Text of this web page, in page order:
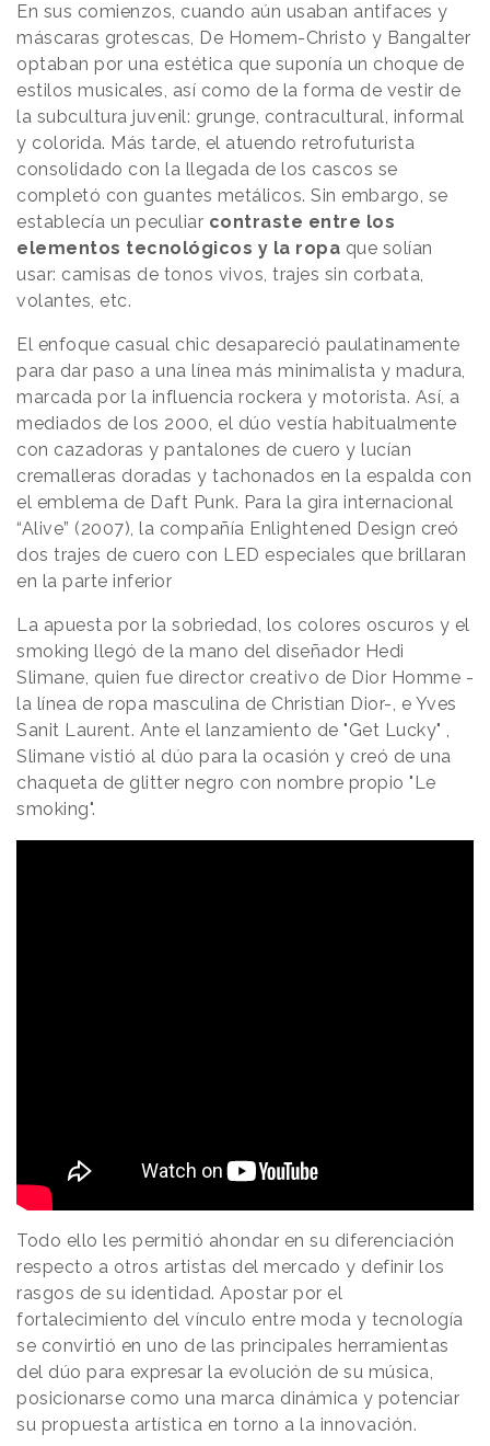
En sus comienzos, cuando aún usaban antifaces y
máscaras grotescas, De Homem-Christo y Bangalter
optaban por una estética que suponía un choque de
estilos musicales, así como de la forma de vestir de
la subcultura juvenil: grunge, contracultural, informal
y colorida. Más tarde, el atuendo retrofuturista
consolidado con la llegada de los cascos se
completó con guantes metálicos. Sin embargo, se
establecía un peculiar contraste entre los
elementos tecnológicos y la ropa que solían
usar: camisas de tonos vivos, trajes sin corbata,
volantes, etc.
El enfoque casual chic desapareció paulatinamente
para dar paso a una línea más minimalista y madura,
marcada por la influencia rockera y motorista. Así, a
mediados de los 2000, el dúo vestía habitualmente
con cazadoras y pantalones de cuero y lucían
cremalleras doradas y tachonados en la espalda con
el emblema de Daft Punk. Para la gira internacional
“Alive” (2007), la compañía Enlightened Design creó
dos trajes de cuero con LED especiales que brillaran
en la parte inferior
La apuesta por la sobriedad, los colores oscuros y el
smoking llegó de la mano del diseñador Hedi
Slimane, quien fue director creativo de Dior Homme -
la línea de ropa masculina de Christian Dior-, e Yves
Sanit Laurent. Ante el lanzamiento de "Get Lucky" ,
Slimane vistió al dúo para la ocasión y creó de una
chaqueta de glitter negro con nombre propio "Le
smoking".
Todo ello les permitió ahondar en su diferenciación
respecto a otros artistas del mercado y definir los
rasgos de su identidad. Apostar por el
fortalecimiento del vínculo entre moda y tecnología
se convirtió en uno de las principales herramientas
del dúo para expresar la evolución de su música,
posicionarse como una marca dinámica y potenciar
su propuesta artística en torno a la innovación.